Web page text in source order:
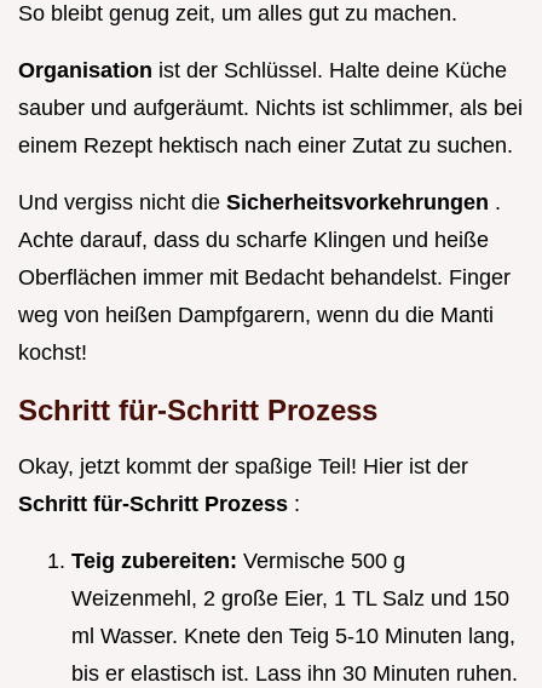
So bleibt genug zeit, um alles gut zu machen.
Organisation ist der Schlüssel. Halte deine Küche
sauber und aufgeräumt. Nichts ist schlimmer, als bei
einem Rezept hektisch nach einer Zutat zu suchen.
Und vergiss nicht die Sicherheitsvorkehrungen .
Achte darauf, dass du scharfe Klingen und heiße
Oberflächen immer mit Bedacht behandelst. Finger
weg von heißen Dampfgarern, wenn du die Manti
kochst!
Schritt für-Schritt Prozess
Okay, jetzt kommt der spaßige Teil! Hier ist der
Schritt für-Schritt Prozess :
Teig zubereiten: Vermische 500 g
Weizenmehl, 2 große Eier, 1 TL Salz und 150
ml Wasser. Knete den Teig 5-10 Minuten lang,
bis er elastisch ist. Lass ihn 30 Minuten ruhen.